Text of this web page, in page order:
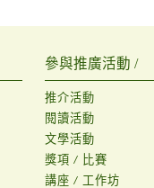
參與推廣活動 /
推介活動
閱讀活動
文學活動
獎項 / 比賽
講座 / 工作坊